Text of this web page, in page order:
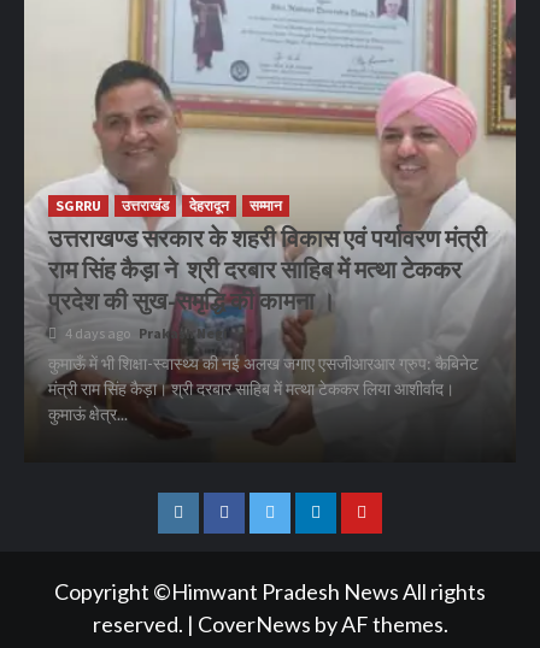
SGRRU उत्तराखंड देहरादून सम्मान
उत्तराखण्ड सरकार के शहरी विकास एवं पर्यावरण मंत्री
राम सिंह कैड़ा ने श्री दरबार साहिब में मत्था टेककर
प्रदेश की सुख-समृद्धि की कामना ।
4 days ago Prakash Negi
कुमाऊँ में भी शिक्षा-स्वास्थ्य की नई अलख जगाए एसजीआरआर ग्रुप: कैबिनेट
मंत्री राम सिंह कैड़ा। श्री दरबार साहिब में मत्था टेककर लिया आशीर्वाद।
कुमाऊं क्षेत्र...
InstagramFacebookTwitterLinkedinYoutube
Copyright ©Himwant Pradesh News All rights
reserved. | CoverNews by AF themes.